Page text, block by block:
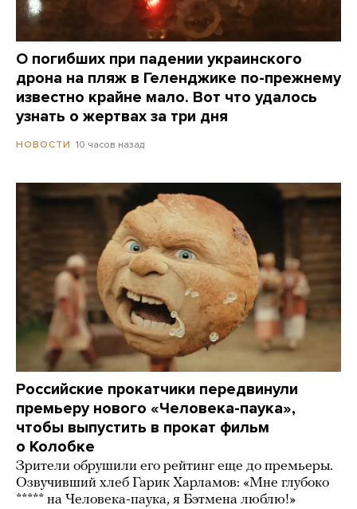
О погибших при падении украинского
дрона на пляж в Геленджике по-прежнему
известно крайне мало. Вот что удалось
узнать о жертвах за три дня
НОВОСТИ 10 часов назад
Российские прокатчики передвинули
премьеру нового «Человека-паука»,
чтобы выпустить в прокат фильм
о Колобке
Зрители обрушили его рейтинг еще до премьеры.
Озвучивший хлеб Гарик Харламов: «Мне глубоко
***** на Человека-паука, я Бэтмена люблю!»